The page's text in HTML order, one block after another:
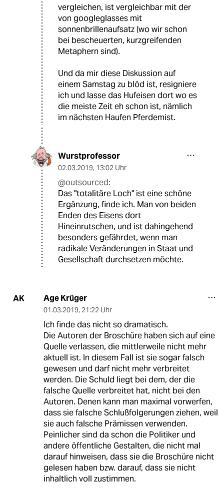
vergleichen, ist vergleichbar mit der
von googleglasses mit
sonnenbrillenaufsatz (wo wir schon
bei bescheuerten, kurzgreifenden
Metaphern sind).
Und da mir diese Diskussion auf
einem Samstag zu blöd ist, resigniere
ich und lasse das Hufeisen dort wo es
die meiste Zeit eh schon ist, nämlich
im nächsten Haufen Pferdemist.
Wurstprofessor
02.03.2019, 13:02 Uhr
@outsourced:
Das "totalitäre Loch" ist eine schöne
Ergänzung, finde ich. Man von beiden
Enden des Eisens dort
Hineinrutschen, und ist dahingehend
besonders gefährdet, wenn man
radikale Veränderungen in Staat und
Gesellschaft durchsetzen möchte.
AK Age Krüger
01.03.2019, 21:22 Uhr
Ich finde das nicht so dramatisch.
Die Autoren der Broschüre haben sich auf eine
Quelle verlassen, die mittlerweile nicht mehr
aktuell ist. In diesem Fall ist sie sogar falsch
gewesen und darf nicht mehr verbreitet
werden. Die Schuld liegt bei dem, der die
falsche Quelle verbreitet hat, nicht bei den
Autoren. Denen kann man maximal vorwerfen,
dass sie falsche Schlußfolgerungen ziehen, weil
sie auch falsche Prämissen verwenden.
Peinlicher sind da schon die Politiker und
andere öffentliche Gestalten, die nicht mal
darauf hinweisen, dass sie die Broschüre nicht
gelesen haben bzw. darauf, dass sie nicht
inhaltlich voll zustimmen.